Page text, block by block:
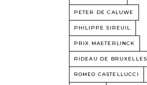
PETER DE CALUWE
PHILIPPE SIREUIL
PRIX MAETERLINCK
RIDEAU DE BRUXELLES
ROMEO CASTELLUCCI